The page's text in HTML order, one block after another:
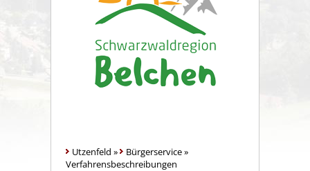
Utzenfeld » Bürgerservice»
Verfahrensbeschreibungen